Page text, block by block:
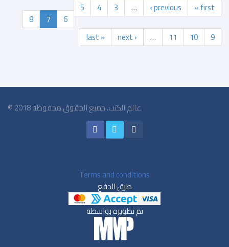
« first
‹ previous
…
3
4
5
6
7
8
9
10
11
…
next ›
last »
© 2018 عالم الكتب. جميع الحقوق محفوظه.
Terms and conditions
طرق الدفع
تم تطويره بواسطه